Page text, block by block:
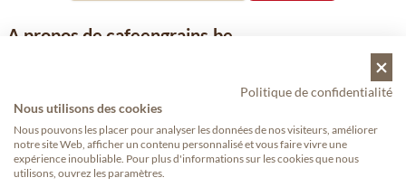
A propos de cafeengrains.be
Le grain de café fait partie de la société VHN et se concentre sur
la vente de produits à base de café, de renommée nationale et
internationale, tels que le café, les grains de café, le café moulu
et les dosettes de café, garants de qualité.
Politique de confidentialité
Nous utilisons des cookies
Nous pouvons les placer pour analyser les données de nos visiteurs, améliorer
notre site Web, afficher un contenu personnalisé et vous faire vivre une
expérience inoubliable. Pour plus d'informations sur les cookies que nous
utilisons, ouvrez les paramètres.